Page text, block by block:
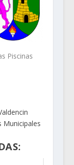
Piscinas
Municipales